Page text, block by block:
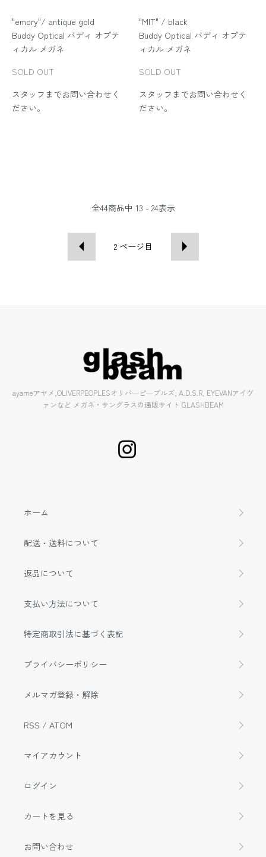
"emory"/ antique gold
Buddy Optical バディ オプテ
ィカル メガネ
SOLD OUT
スタッフまでお問い合わせく
ださい。
"MIT" / black
Buddy Optical バディ オプテ
ィカル メガネ
SOLD OUT
スタッフまでお問い合わせく
ださい。
全44商品中 13 - 24表示
2 ページ目
ayameアヤメ,OLIVERPEOPLESオリバーピープルズ, A.D.S.R, EYEVANアイヴ
ァンなど メガネ・サングラスの通販サイト GLASHBEAM
ホーム
配送・送料について
返品について
支払い方法について
特定商取引法に基づく表記
プライバシーポリシー
メルマガ登録・解除
RSS / ATOM
マイアカウント
ログイン
カートを見る
お問い合わせ